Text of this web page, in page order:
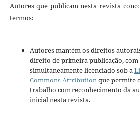
Autores que publicam nesta revista
termos:
Autores mantém os direitos
direito de primeira publicação, com
simultaneamente licenciado sob a
Commons Attributionque permite
trabalho com reconhecimento da
inicial nesta revista.